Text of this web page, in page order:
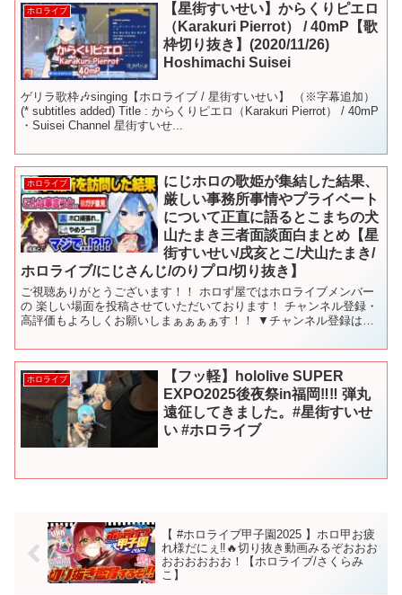
ホロライブ
【星街すいせい】からくりピエロ
（Karakuri Pierrot） / 40mP【歌
枠切り抜き】(2020/11/26)
Hoshimachi Suisei
ゲリラ歌枠🎶singing【ホロライブ / 星街すいせい】 （※字幕追加）
(* subtitles added) Title : からくりピエロ（Karakuri Pierrot） / 40mP
・Suisei Channel 星街すいせ...
ホロライブ
にじホロの歌姫が集結した結果、
厳しい事務所事情やプライベート
について正直に語るとこまちの犬
山たまき三者面談面白まとめ【星
街すいせい/戌亥とこ/犬山たまき/
ホロライブ/にじさんじ/のりプロ/切り抜き】
ご視聴ありがとうございます！！ ホロず屋ではホロライブメンバー
の 楽しい場面を投稿させていただいております！ チャンネル登録・
高評価もよろしくお願いしまぁぁぁぁす！！ ▼チャンネル登録はこ
ホロライブ
【フッ軽】hololive SUPER
EXPO2025後夜祭in福岡‼︎‼︎ 弾丸
遠征してきました。#星街すいせ
い #ホロライブ
【 #ホロライブ甲子園2025 】ホロ甲お疲
れ様だにぇ‼🔥切り抜き動画みるぞおおお
おおおおおお！【ホロライブ/さくらみ
こ】